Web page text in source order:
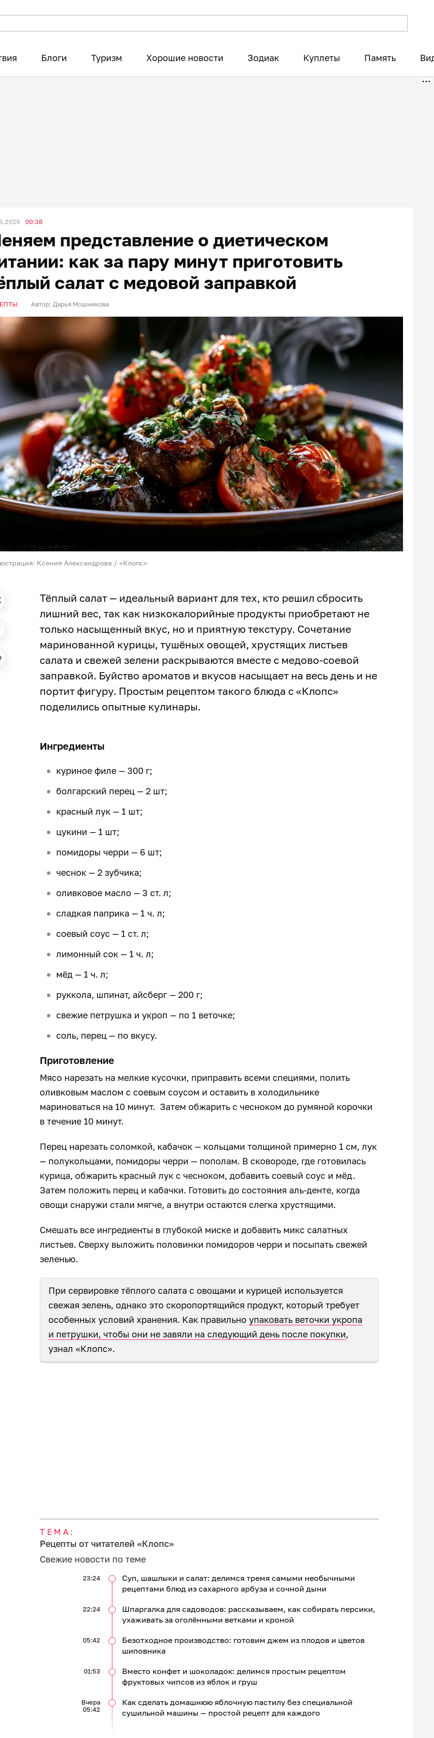
Блоги Туризм Хорошие новости Зодиак Куплеты Память
00:38
представление о диетическом
как за пару минут приготовить
салат с медовой заправкой
Автор: Дарья Мошникова
Ксения Александрова / «Клопс»
Тёплый салат — идеальный вариант для тех, кто решил сбросить
лишний вес, так как низкокалорийные продукты приобретают не
только насыщенный вкус, но и приятную текстуру. Сочетание
маринованной курицы, тушёных овощей, хрустящих листьев
салата и свежей зелени раскрываются вместе с медово-соевой
заправкой. Буйство ароматов и вкусов насыщает на весь день и не
портит фигуру. Простым рецептом такого блюда с «Клопс»
поделились опытные кулинары.
Ингредиенты
куриное филе — 300 г;
болгарский перец — 2 шт;
красный лук — 1 шт;
цукини — 1 шт;
помидоры черри — 6 шт;
чеснок — 2 зубчика;
оливковое масло — 3 ст. л;
сладкая паприка — 1 ч. л;
соевый соус — 1 ст. л;
лимонный сок — 1 ч. л;
мёд — 1 ч. л;
руккола, шпинат, айсберг — 200 г;
свежие петрушка и укроп — по 1 веточке;
соль, перец — по вкусу.
Приготовление
Мясо нарезать на мелкие кусочки, приправить всеми специями, полить
оливковым маслом с соевым соусом и оставить в холодильнике
мариноваться на 10 минут. Затем обжарить с чесноком до румяной корочки
в течение 10 минут.
Перец нарезать соломкой, кабачок — кольцами толщиной примерно 1 см, лук
— полукольцами, помидоры черри — пополам. В сковороде, где готовилась
курица, обжарить красный лук с чесноком, добавить соевый соус и мёд.
Затем положить перец и кабачки. Готовить до состояния аль-денте, когда
овощи снаружи стали мягче, а внутри остаются слегка хрустящими.
Смешать все ингредиенты в глубокой миске и добавить микс салатных
листьев. Сверху выложить половинки помидоров черри и посыпать свежей
зеленью.
При сервировке тёплого салата с овощами и курицей используется
свежая зелень, однако это скоропортящийся продукт, который требует
особенных условий хранения. Как правильно упаковать веточки укропа
и петрушки, чтобы они не завяли на следующий день после покупки,
узнал «Клопс».
ТЕМА:
Рецепты от читателей «Клопс»
Свежие новости по теме
Суп, шашлыки и салат: делимся тремя самыми необычными
рецептами блюд из сахарного арбуза и сочной дыни
23:24
Шпаргалка для садоводов: рассказываем, как собирать персики,
ухаживать за оголёнными ветками и кроной
22:24
Безотходное производство: готовим джем из плодов и цветов
шиповника
05:42
Вместо конфет и шоколадок: делимся простым рецептом
фруктовых чипсов из яблок и груш
01:53
Как сделать домашнюю яблочную пастилу без специальной
сушильной машины — простой рецепт для каждого
Вчера
05:42